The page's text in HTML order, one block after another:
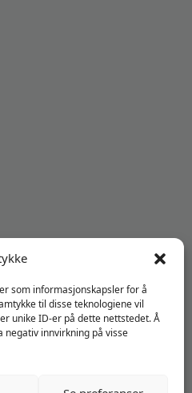
som informasjonskapsler for å
til disse teknologiene vil
unike ID-er på dette nettstedet. Å
negativ innvirkning på visse